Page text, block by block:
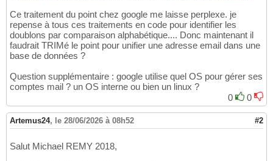
Ce traitement du point chez google me laisse perplexe. je
repense à tous ces traitements en code pour identifier les
doublons par comparaison alphabétique.... Donc maintenant il
faudrait TRIMé le point pour unifier une adresse email dans une
base de données ?
Question supplémentaire : google utilise quel OS pour gérer ses
comptes mail ? un OS interne ou bien un linux ?
0
0
Artemus24, le 28/06/2026 à 08h52 #2
Salut Michael REMY 2018,